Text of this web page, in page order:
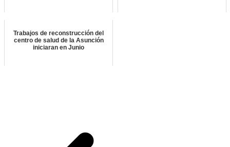
Trabajos de reconstrucción del
centro de salud de la Asunción
iniciaran en Junio